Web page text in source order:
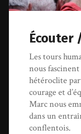
Écouter
Les tours
nous
hétéroclite
courage et
Marc nous
dans un
conflentois.